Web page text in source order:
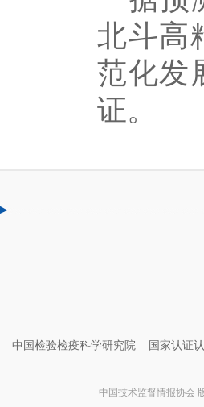
北斗高
范化发
证。
中国检验检疫科学研究院 国家认证
中国技术监督情报协会